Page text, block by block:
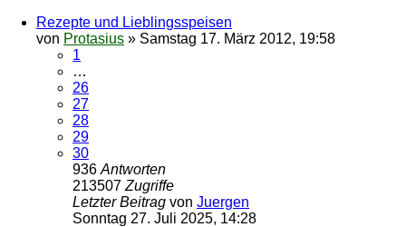
Rezepte und Lieblingsspeisen
von Protasius » Samstag 17. März 2012, 19:58
1
…
26
27
28
29
30
936 Antworten
213507 Zugriffe
Letzter Beitrag von Juergen
Sonntag 27. Juli 2025, 14:28